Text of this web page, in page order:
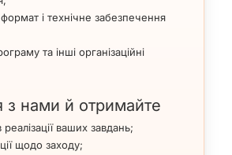
і технічне забезпечення
та інші організаційні
з нами й отримайте
ваших завдань;
щодо заходу;